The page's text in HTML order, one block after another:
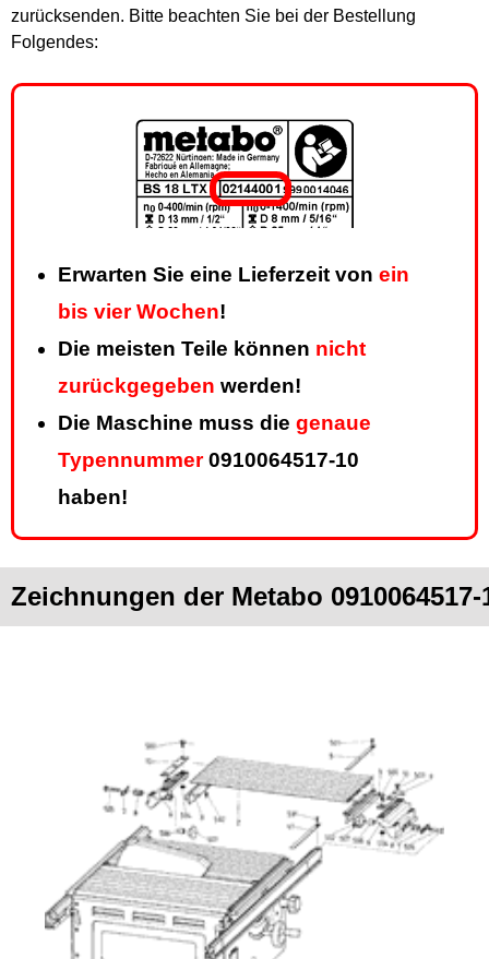
zurücksenden. Bitte beachten Sie bei der Bestellung
Folgendes:
Erwarten Sie eine Lieferzeit von ein
bis vier Wochen!
Die meisten Teile können nicht
zurückgegeben werden!
Die Maschine muss die genaue
Typennummer0910064517-10
haben!
Zeichnungen der Metabo